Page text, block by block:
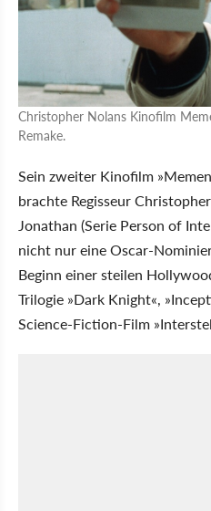
Christopher Nolans Kinofilm
Remake.
Sein zweiter Kinofilm
brachte Regisseur
Jonathan (Serie Person of
nicht nur eine Oscar-
Beginn einer steilen
Trilogie »Dark Knight«,
Science-Fiction-Film